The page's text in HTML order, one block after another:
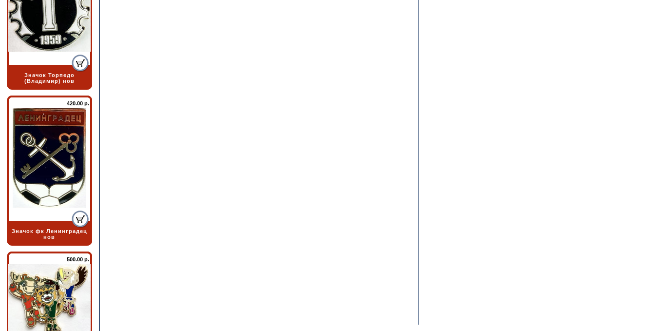
Значок Торпедо
(Владимир) нов
420.00 р.
Значок фк Ленинградец
нов
500.00 р.